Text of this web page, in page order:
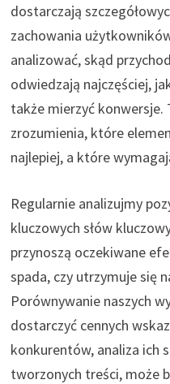
dostarczają
zachowania
analizować, skąd
odwiedzają najczęściej,
także mierzyć konwersje.
zrozumienia, które
najlepiej, a które
Regularnie analizujmy
kluczowych słów
przynoszą oczekiwane
spada, czy utrzymuje się
Porównywanie naszych
dostarczyć cennych
konkurentów, analiza ich
tworzonych treści, może